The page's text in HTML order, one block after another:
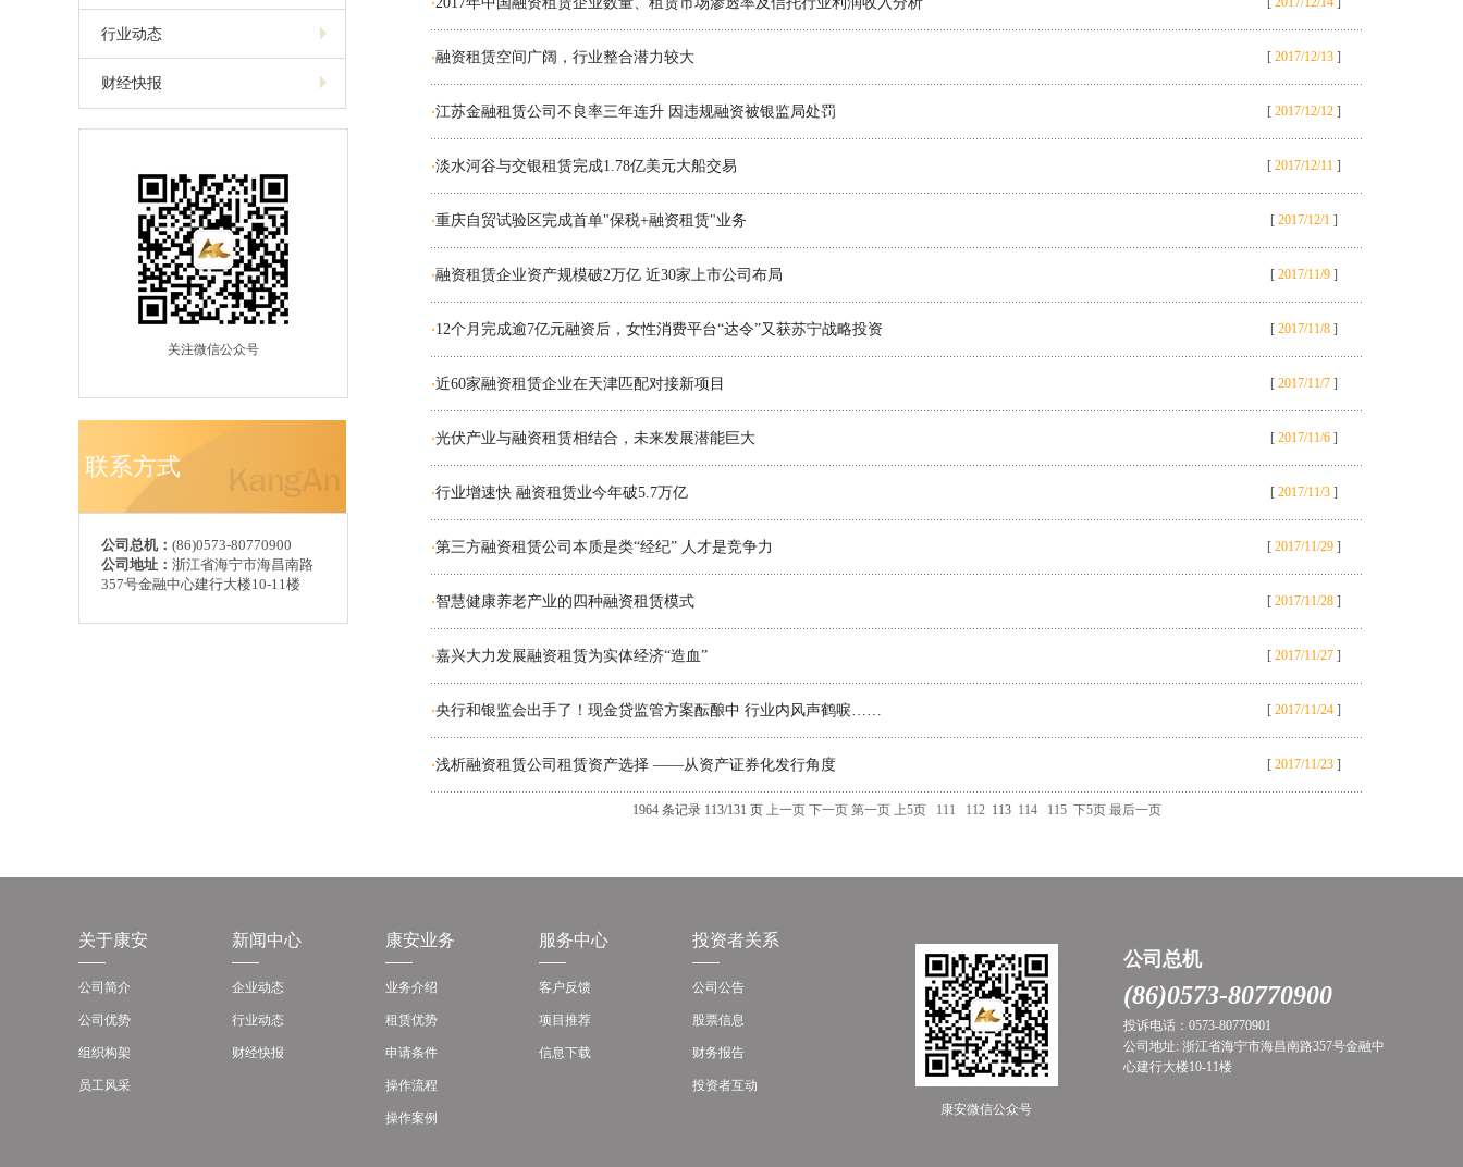
行业动态
财经快报
关注微信公众号
联系方式
公司总机： (86)0573-80770900
公司地址： 浙江省海宁市海昌南路
357号金融中心建行大楼10-11楼
·
·融资租赁空间广阔，行业整合潜力较大 [ 2017/12/13 ]
·江苏金融租赁公司不良率三年连升 因违规融资被银监局处罚 [ 2017/12/12 ]
·淡水河谷与交银租赁完成1.78亿美元大船交易 [ 2017/12/11 ]
·重庆自贸试验区完成首单"保税+融资租赁"业务 [ 2017/12/1 ]
·融资租赁企业资产规模破2万亿 近30家上市公司布局 [ 2017/11/9 ]
·12个月完成逾7亿元融资后，女性消费平台“达令”又获苏宁战略投资 [ 2017/11/8 ]
·近60家融资租赁企业在天津匹配对接新项目 [ 2017/11/7 ]
·光伏产业与融资租赁相结合，未来发展潜能巨大 [ 2017/11/6 ]
·行业增速快 融资租赁业今年破5.7万亿 [ 2017/11/3 ]
·第三方融资租赁公司本质是类“经纪” 人才是竞争力 [ 2017/11/29 ]
·智慧健康养老产业的四种融资租赁模式 [ 2017/11/28 ]
·嘉兴大力发展融资租赁为实体经济“造血” [ 2017/11/27 ]
·央行和银监会出手了！现金贷监管方案酝酿中 行业内风声鹤唳…… [ 2017/11/24 ]
·浅析融资租赁公司租赁资产选择 ——从资产证券化发行角度 [ 2017/11/23 ]
1964 条记录 113/131 页 上一页 下一页 第一页 上5页 111 112 113 114 115 下5页 最后一页
关于康安
公司简介
公司优势
组织构架
员工风采
新闻中心
企业动态
行业动态
财经快报
康安业务
业务介绍
租赁优势
申请条件
操作流程
操作案例
服务中心
客户反馈
项目推荐
信息下载
投资者关系
公司公告
股票信息
财务报告
投资者互动
康安微信公众号
公司总机
(86)0573-80770900
投诉电话：0573-80770901
公司地址: 浙江省海宁市海昌南路357号金融中
心建行大楼10-11楼